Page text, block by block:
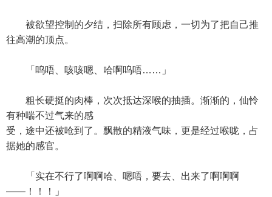
被欲望控制的夕结，扫除所有顾虑，一切为了把自己推
往高潮的顶点。
「呜唔、咳咳嗯、哈啊呜唔……」
粗长硬挺的肉棒，次次抵达深喉的抽插。渐渐的，仙怜
有种喘不过气来的感
受，途中还被呛到了。飘散的精液气味，更是经过喉咙，占
据她的感官。
「实在不行了啊啊哈、嗯唔，要去、出来了啊啊啊
——！！！」